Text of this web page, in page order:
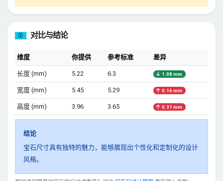
③ 对比与结论
维度 你提供 参考标准 差异
长度 (mm) 5.22 6.3 1.08 mm
宽度 (mm) 5.45 5.29 0.16 mm
高度 (mm) 3.96 3.65 0.31 mm
结论
宝石尺寸具有独特的魅力，能够展现出个性化和定制化的设计
风格。